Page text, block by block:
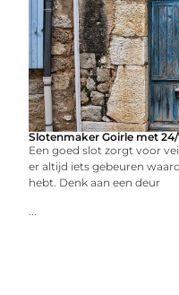
Slotenmaker Goirle met
Een goed slot zorgt voor
er altijd iets gebeuren
hebt. Denk aan een deur
...